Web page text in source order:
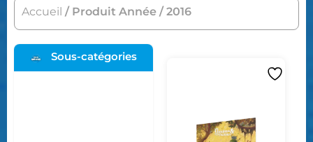
Accueil / Produit Année / 2016
Sous-catégories